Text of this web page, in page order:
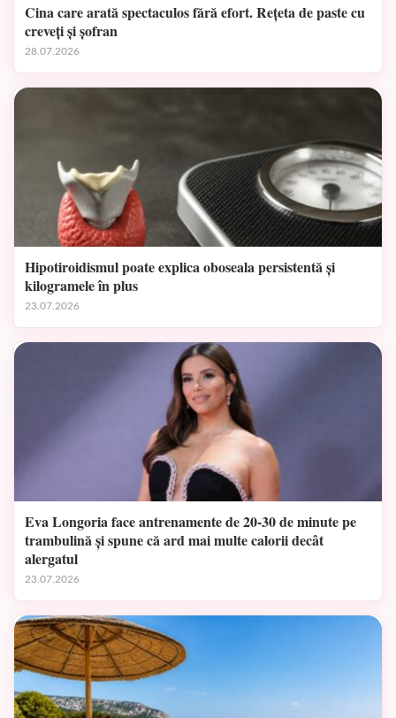
Cina care arată spectaculos fără efort. Rețeta de paste cu
creveți și șofran
28.07.2026
Hipotiroidismul poate explica oboseala persistentă și
kilogramele în plus
23.07.2026
Eva Longoria face antrenamente de 20-30 de minute pe
trambulină și spune că ard mai multe calorii decât
alergatul
23.07.2026